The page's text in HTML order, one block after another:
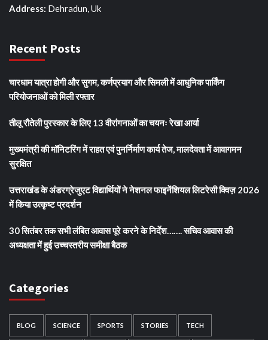
Address: Dehradun, Uk
Recent Posts
चारधाम यात्रा होगी और सुगम, कर्णप्रयाग और सिमली में आधुनिक पार्किंग
परियोजनाओं को मिली रफ्तार
तीलू रौतेली पुरस्कार के लिए 13 वीरांगनाओं का चयनः रेखा आर्या
मुख्यमंत्री की मॉनिटरिंग में राहत एवं पुनर्निर्माण कार्य तेज, मालदेवता में आवागमन
सुरक्षित
उत्तराखंड के अंडरग्रेजुएट विद्यार्थियों ने नेशनल फाइनेंशियल लिटरेसी क्विज़ 2026
में किया उत्कृष्ट प्रदर्शन
30 सितंबर तक सभी लंबित आवास पूरे करने के निर्देश……. सचिव आवास की
अध्यक्षता में हुई उच्चस्तरीय समीक्षा बैठक
Categories
BLOG SCIENCE SPORTS STORIES TECH